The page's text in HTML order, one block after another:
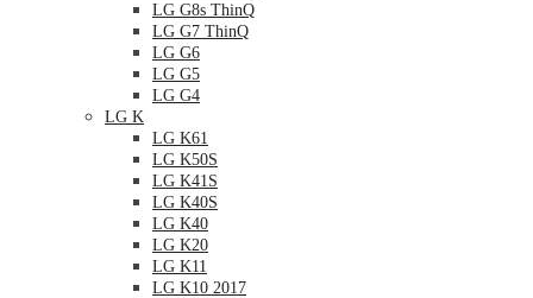
LG G8s ThinQ
LG G7 ThinQ
LG G6
LG G5
LG G4
LG K
LG K61
LG K50S
LG K41S
LG K40S
LG K40
LG K20
LG K11
LG K10 2017